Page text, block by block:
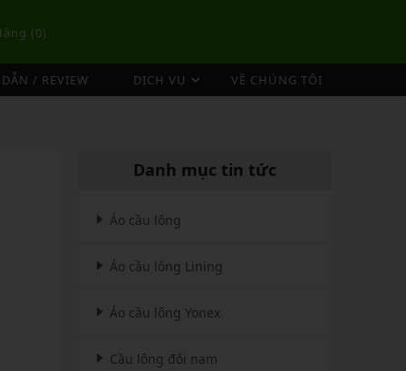
(0)
Túi Cầu Lông Lining
Túi Cầu Lông Victor
Túi Cầu Lông Apavi
MÁY ĐAN
/ REVIEW
DỊCH VỤ
VỀ CHÚNG TÔI
Danh mục tin tức
Áo cầu lông
Áo cầu lông Lining
Áo cầu lông Yonex
Cầu lông đôi nam